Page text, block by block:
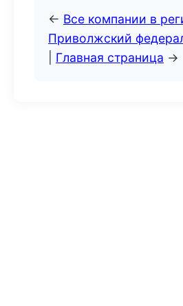
← Все компании в
Приволжский
Главная страница →